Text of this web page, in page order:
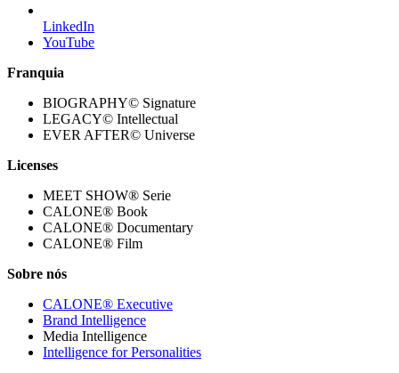
LinkedIn
YouTube
Franquia
BIOGRAPHY© Signature
LEGACY© Intellectual
EVER AFTER© Universe
Licenses
MEET SHOW® Serie
CALONE® Book
CALONE® Documentary
CALONE® Film
Sobre nós
CALONE® Executive
Brand Intelligence
Media Intelligence
Intelligence for Personalities